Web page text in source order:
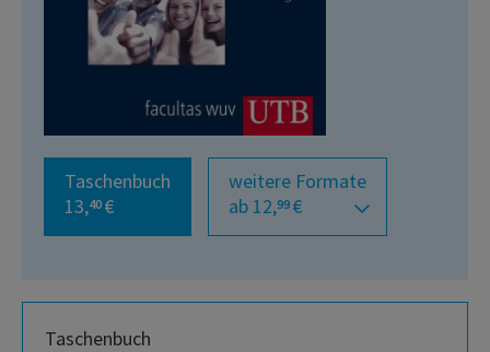
Taschenbuch
13,40 €
weitere Formate
ab 12,99 €
Taschenbuch